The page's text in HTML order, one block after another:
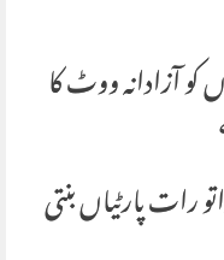
آزادانہ ووٹ کا
رات پارٹیاں بنتی